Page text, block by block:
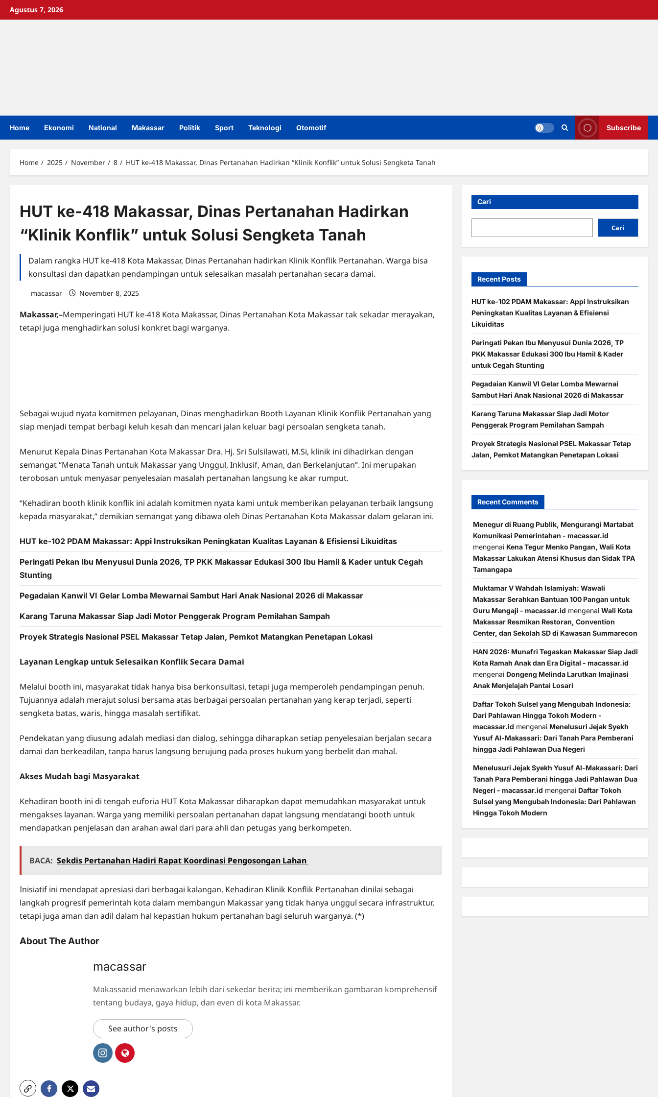
SkipAgustus 7, 2026
Home Ekonomi National Makassar Politik Sport Teknologi Otomotif Subscribe
Home 2025 November 8 HUT ke-418 Makassar, Dinas Pertanahan Hadirkan “Klinik Konflik” untuk Solusi Sengketa Tanah
HUT ke-418 Makassar, Dinas Pertanahan Hadirkan
“Klinik Konflik” untuk Solusi Sengketa Tanah
Dalam rangka HUT ke-418 Kota Makassar, Dinas Pertanahan hadirkan Klinik Konflik Pertanahan. Warga bisa
konsultasi dan dapatkan pendampingan untuk selesaikan masalah pertanahan secara damai.
macassar November 8, 2025
Makassar,–Memperingati HUT ke-418 Kota Makassar, Dinas Pertanahan Kota Makassar tak sekadar merayakan,
tetapi juga menghadirkan solusi konkret bagi warganya.
Sebagai wujud nyata komitmen pelayanan, Dinas menghadirkan Booth Layanan Klinik Konflik Pertanahan yang
siap menjadi tempat berbagi keluh kesah dan mencari jalan keluar bagi persoalan sengketa tanah.
Menurut Kepala Dinas Pertanahan Kota Makassar Dra. Hj. Sri Sulsilawati, M.Si, klinik ini dihadirkan dengan
semangat “Menata Tanah untuk Makassar yang Unggul, Inklusif, Aman, dan Berkelanjutan”. Ini merupakan
terobosan untuk menyasar penyelesaian masalah pertanahan langsung ke akar rumput.
“Kehadiran booth klinik konflik ini adalah komitmen nyata kami untuk memberikan pelayanan terbaik langsung
kepada masyarakat,” demikian semangat yang dibawa oleh Dinas Pertanahan Kota Makassar dalam gelaran ini.
HUT ke-102 PDAM Makassar: Appi Instruksikan Peningkatan Kualitas Layanan & Efisiensi Likuiditas
Peringati Pekan Ibu Menyusui Dunia 2026, TP PKK Makassar Edukasi 300 Ibu Hamil & Kader untuk Cegah
Stunting
Pegadaian Kanwil VI Gelar Lomba Mewarnai Sambut Hari Anak Nasional 2026 di Makassar
Karang Taruna Makassar Siap Jadi Motor Penggerak Program Pemilahan Sampah
Proyek Strategis Nasional PSEL Makassar Tetap Jalan, Pemkot Matangkan Penetapan Lokasi
Layanan Lengkap untuk Selesaikan Konflik Secara Damai
Melalui booth ini, masyarakat tidak hanya bisa berkonsultasi, tetapi juga memperoleh pendampingan penuh.
Tujuannya adalah merajut solusi bersama atas berbagai persoalan pertanahan yang kerap terjadi, seperti
sengketa batas, waris, hingga masalah sertifikat.
Pendekatan yang diusung adalah mediasi dan dialog, sehingga diharapkan setiap penyelesaian berjalan secara
damai dan berkeadilan, tanpa harus langsung berujung pada proses hukum yang berbelit dan mahal.
Akses Mudah bagi Masyarakat
Kehadiran booth ini di tengah euforia HUT Kota Makassar diharapkan dapat memudahkan masyarakat untuk
mengakses layanan. Warga yang memiliki persoalan pertanahan dapat langsung mendatangi booth untuk
mendapatkan penjelasan dan arahan awal dari para ahli dan petugas yang berkompeten.
BACA: Sekdis Pertanahan Hadiri Rapat Koordinasi Pengosongan Lahan
Inisiatif ini mendapat apresiasi dari berbagai kalangan. Kehadiran Klinik Konflik Pertanahan dinilai sebagai
langkah progresif pemerintah kota dalam membangun Makassar yang tidak hanya unggul secara infrastruktur,
tetapi juga aman dan adil dalam hal kepastian hukum pertanahan bagi seluruh warganya. (*)
About The Author
macassar
Makassar.id menawarkan lebih dari sekedar berita; ini memberikan gambaran komprehensif
tentang budaya, gaya hidup, dan even di kota Makassar.
See author's posts
Cari
Cari
Recent Posts
HUT ke-102 PDAM Makassar: Appi Instruksikan
Peningkatan Kualitas Layanan & Efisiensi
Likuiditas
Peringati Pekan Ibu Menyusui Dunia 2026, TP
PKK Makassar Edukasi 300 Ibu Hamil & Kader
untuk Cegah Stunting
Pegadaian Kanwil VI Gelar Lomba Mewarnai
Sambut Hari Anak Nasional 2026 di Makassar
Karang Taruna Makassar Siap Jadi Motor
Penggerak Program Pemilahan Sampah
Proyek Strategis Nasional PSEL Makassar Tetap
Jalan, Pemkot Matangkan Penetapan Lokasi
Recent Comments
Menegur di Ruang Publik, Mengurangi Martabat
Komunikasi Pemerintahan - macassar.id
mengenai Kena Tegur Menko Pangan, Wali Kota
Makassar Lakukan Atensi Khusus dan Sidak TPA
Tamangapa
Muktamar V Wahdah Islamiyah: Wawali
Makassar Serahkan Bantuan 100 Pangan untuk
Guru Mengaji - macassar.id mengenai Wali Kota
Makassar Resmikan Restoran, Convention
Center, dan Sekolah SD di Kawasan Summarecon
HAN 2026: Munafri Tegaskan Makassar Siap Jadi
Kota Ramah Anak dan Era Digital - macassar.id
mengenai Dongeng Melinda Larutkan Imajinasi
Anak Menjelajah Pantai Losari
Daftar Tokoh Sulsel yang Mengubah Indonesia:
Dari Pahlawan Hingga Tokoh Modern -
macassar.id mengenai Menelusuri Jejak Syekh
Yusuf Al-Makassari: Dari Tanah Para Pemberani
hingga Jadi Pahlawan Dua Negeri
Menelusuri Jejak Syekh Yusuf Al-Makassari: Dari
Tanah Para Pemberani hingga Jadi Pahlawan Dua
Negeri - macassar.id mengenai Daftar Tokoh
Sulsel yang Mengubah Indonesia: Dari Pahlawan
Hingga Tokoh Modern